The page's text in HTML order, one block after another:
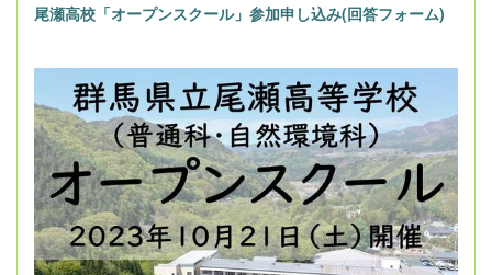
尾瀬高校「オープンスクール」参加申し込み(回答フォーム)